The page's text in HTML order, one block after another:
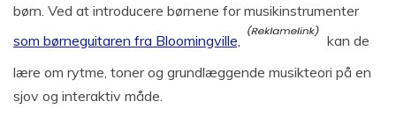
børn. Ved at introducere børnene for musikinstrumenter
som børneguitaren fra Bloomingville,
kan de
lære om rytme, toner og grundlæggende musikteori på en
sjov og interaktiv måde.